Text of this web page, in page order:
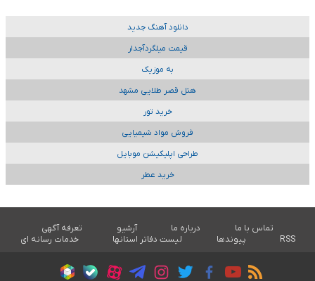
دانلود آهنگ جدید
قیمت میلگردآجدار
به موزیک
هتل قصر طلایی مشهد
خرید تور
فروش مواد شیمیایی
طراحی اپلیکیشن موبایل
خرید عطر
تماس با ما درباره ما آرشیو
تعرفه آگهی
RSS
پیوندها لیست دفاتر استانها خدمات رسانه ای